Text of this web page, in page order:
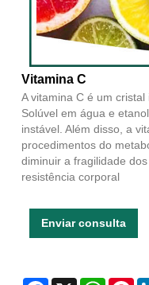
Vitamina C
A vitamina C é um
Solúvel em água e
instável. Além disso, a
procedimentos do
diminuir a fragilidade
resistência corporal
Enviar consulta